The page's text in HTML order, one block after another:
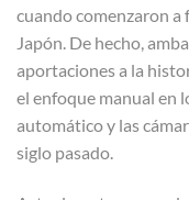
cuando comenzaron
Japón. De hecho,
aportaciones a la
el enfoque manual en
automático y las
siglo pasado.